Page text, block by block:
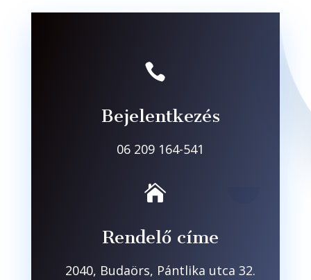

Bejelentkezés
06 209 164-541

Rendelő címe
2040, Budaörs, Pántlika utca 32.